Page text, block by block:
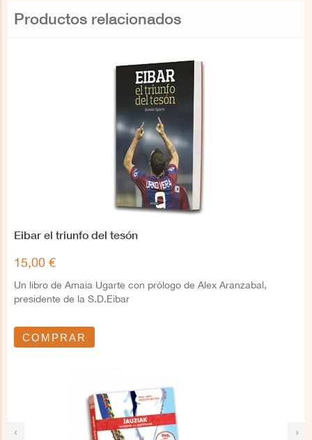
Productos relacionados
‹ ›
Eibar el triunfo del tesón
15,00 €
Un libro de Amaia Ugarte con prólogo de Alex Aranzabal,
presidente de la S.D.Eibar
COMPRAR